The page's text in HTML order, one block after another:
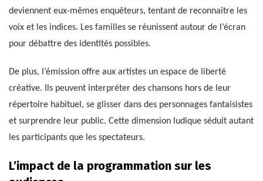
deviennent eux-mêmes enquêteurs, tentant de reconnaître les
voix et les indices. Les familles se réunissent autour de l’écran
pour débattre des identités possibles.
De plus, l’émission offre aux artistes un espace de liberté
créative. Ils peuvent interpréter des chansons hors de leur
répertoire habituel, se glisser dans des personnages fantaisistes
et surprendre leur public. Cette dimension ludique séduit autant
les participants que les spectateurs.
L’impact de la programmation sur les